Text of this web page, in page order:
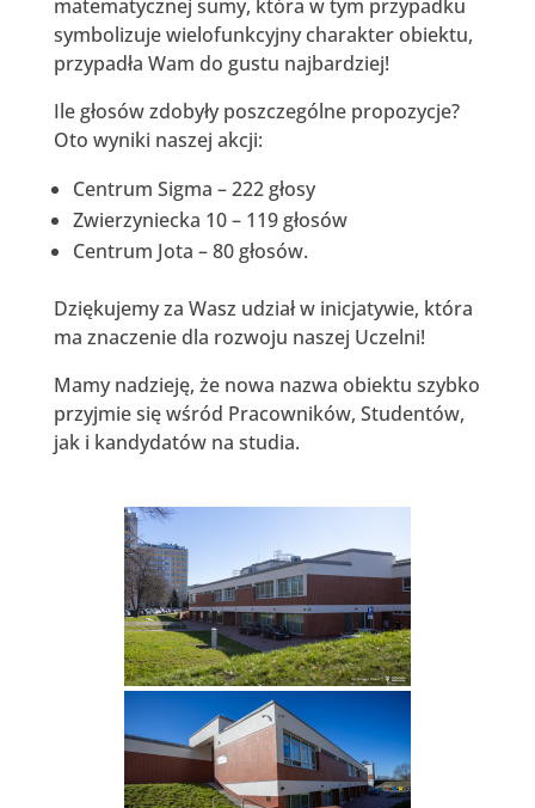
matematycznej sumy, która w tym przypadku
symbolizuje wielofunkcyjny charakter obiektu,
przypadła Wam do gustu najbardziej!
Ile głosów zdobyły poszczególne propozycje?
Oto wyniki naszej akcji:
Centrum Sigma – 222 głosy
Zwierzyniecka 10 – 119 głosów
Centrum Jota – 80 głosów.
Dziękujemy za Wasz udział w inicjatywie, która
ma znaczenie dla rozwoju naszej Uczelni!
Mamy nadzieję, że nowa nazwa obiektu szybko
przyjmie się wśród Pracowników, Studentów,
jak i kandydatów na studia.